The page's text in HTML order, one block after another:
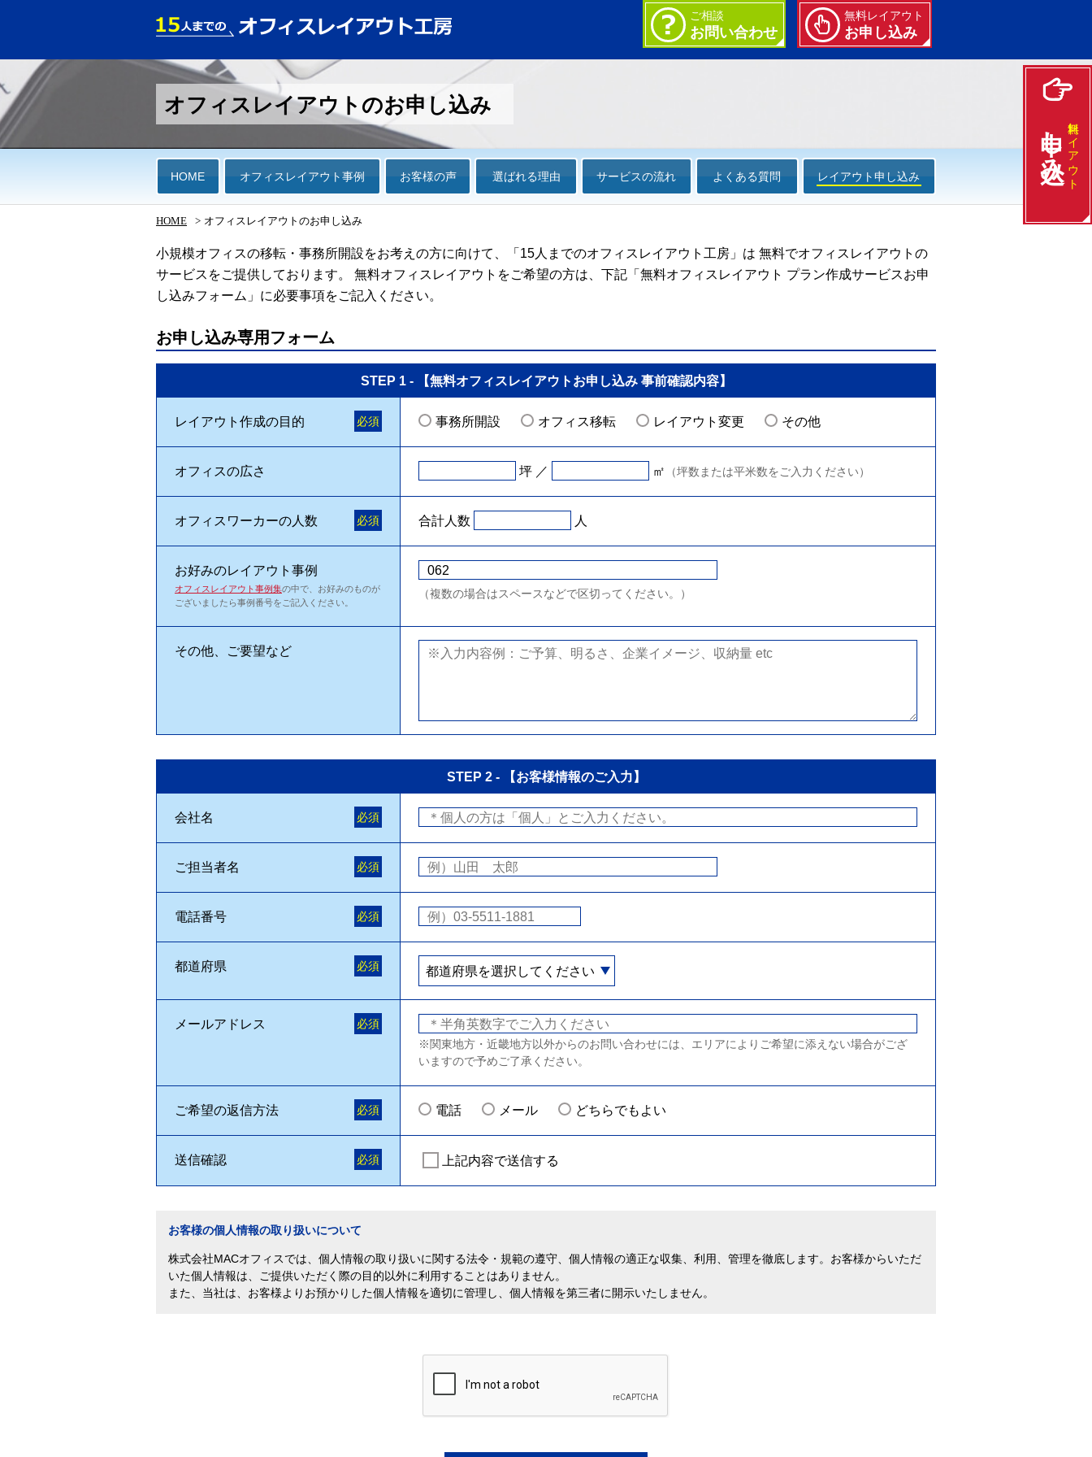
ご相談
お問い合わせ
無料レイアウト
お申し込み
オフィスレイアウトのお申し込み
HOME オフィスレイアウト事例 お客様の声 選ばれる理由 サービスの流れ よくある質問 レイアウト申し込み
HOME オフィスレイアウトのお申し込み
小規模オフィスの移転・事務所開設をお考えの方に向けて、「15人までのオフィスレイアウト工房」は 無料でオフィスレイアウトの
サービスをご提供しております。 無料オフィスレイアウトをご希望の方は、下記「無料オフィスレイアウト プラン作成サービスお申
し込みフォーム」に必要事項をご記入ください。
お申し込み専用フォーム
STEP 1 - 【無料オフィスレイアウトお申し込み 事前確認内容】
レイアウト作成の目的 必須 事務所開設 オフィス移転 レイアウト変更 その他
オフィスの広さ 坪 ／ ㎡ （坪数または平米数をご入力ください）
オフィスワーカーの人数 必須 合計人数 人
お好みのレイアウト事例
オフィスレイアウト事例集の中で、お好みのものが
ございましたら事例番号をご記入ください。
（複数の場合はスペースなどで区切ってください。）
その他、ご要望など
STEP 2 - 【お客様情報のご入力】
会社名 必須
ご担当者名 必須
電話番号 必須
都道府県 必須
メールアドレス
必須
※関東地方・近畿地方以外からのお問い合わせには、エリアによりご希望に添えない場合がござ
いますので予めご了承ください。
ご希望の返信方法 必須 電話 メール どちらでもよい
送信確認 必須 上記内容で送信する
お客様の個人情報の取り扱いについて
株式会社MACオフィスでは、個人情報の取り扱いに関する法令・規範の遵守、個人情報の適正な収集、利用、管理を徹底します。お客様からいただ
いた個人情報は、ご提供いただく際の目的以外に利用することはありません。
また、当社は、お客様よりお預かりした個人情報を適切に管理し、個人情報を第三者に開示いたしません。
無料レイアウト
申し込み